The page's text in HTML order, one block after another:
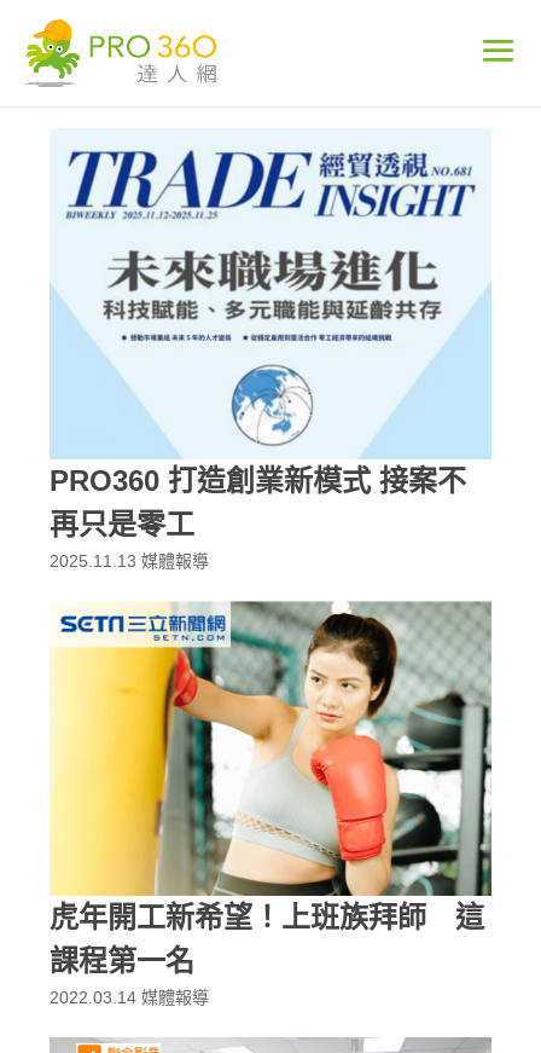
PRO360 打造創業新模式 接案不
再只是零工
2025.11.13 媒體報導
虎年開工新希望！上班族拜師 這
課程第一名
2022.03.14 媒體報導